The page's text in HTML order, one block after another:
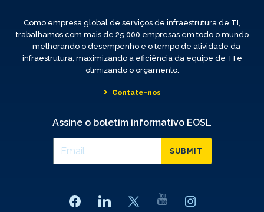
Como empresa global de serviços de infraestrutura de TI,
trabalhamos com mais de 25.000 empresas em todo o mundo
— melhorando o desempenho e o tempo de atividade da
infraestrutura, maximizando a eficiência da equipe de TI e
otimizando o orçamento.
Contate-nos
Assine o boletim informativo EOSL
SUBMIT